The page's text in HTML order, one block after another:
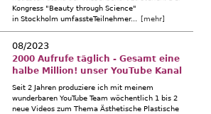
Kongress "Beauty through Science"
in Stockholm umfassteTeilnehmer...
[mehr]
08/2023
2000 Aufrufe täglich - Gesamt eine
halbe Million! unser YouTube Kanal
Seit 2 Jahren produziere ich mit meinem
wunderbaren YouTube Team wöchentlich 1 bis 2
neue Videos zum Thema Ästhetische Plastische